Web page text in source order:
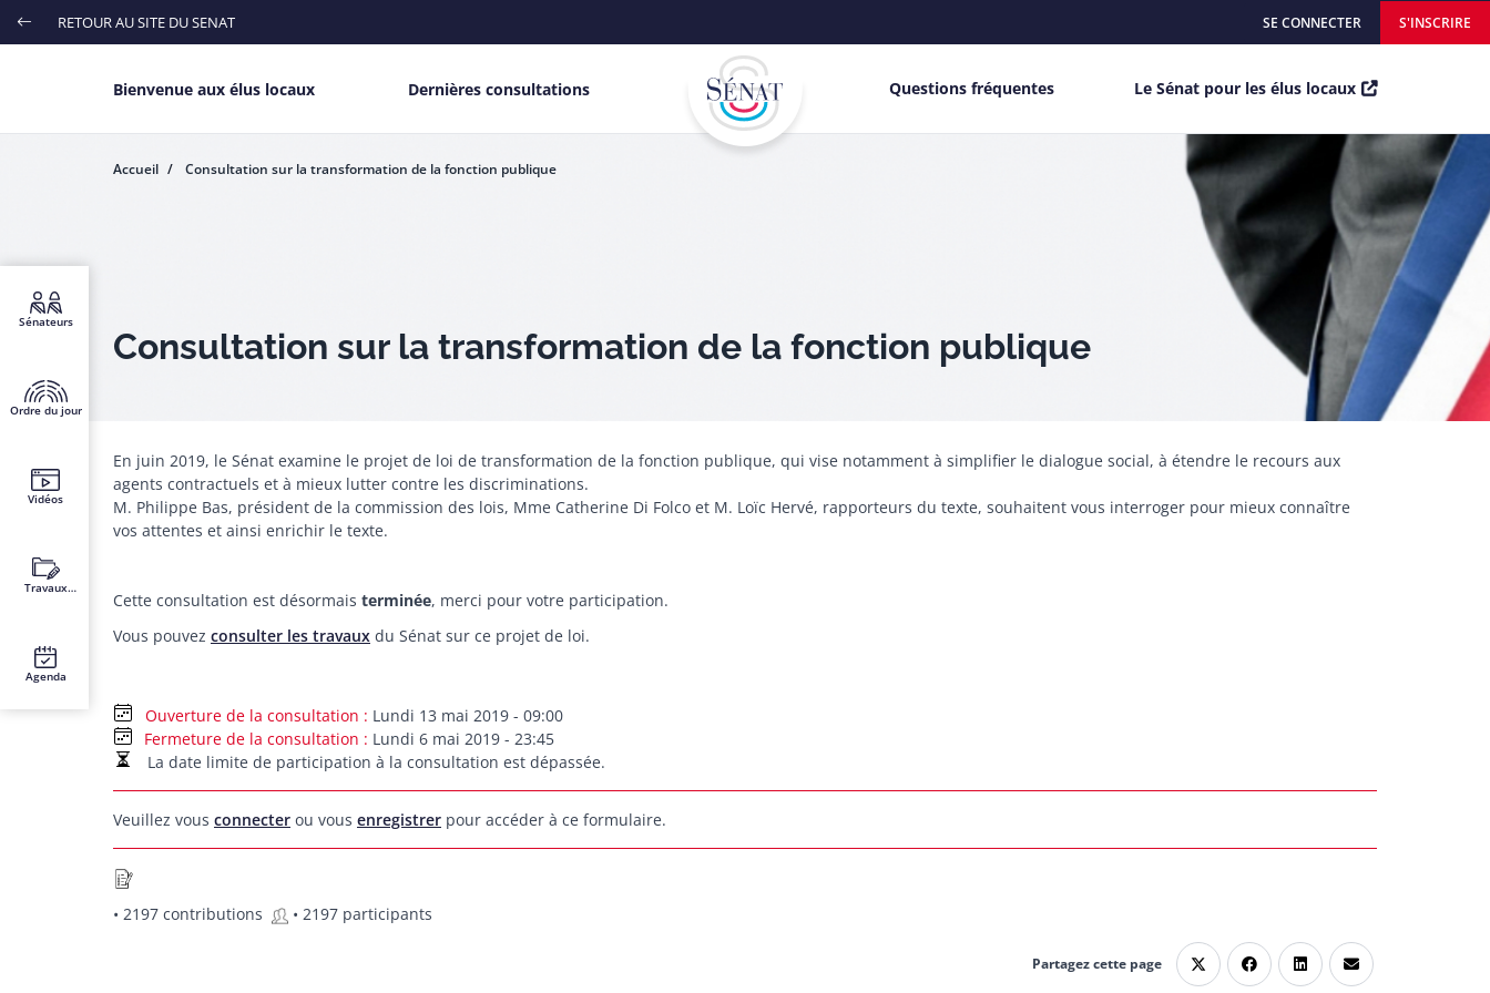
Aller
MenuRETOUR AU SITE DU SENAT SE CONNECTER S'INSCRIRE
Main menu
Bienvenue aux élus locaux Dernières consultations Questions fréquentes Le Sénat pour les élus locaux
Menu
fixe
Sénateurs
Ordre du jour
Vidéos
Travaux
Agenda
Accueil Consultation sur la transformation de la fonction publique
Consultation sur la transformation de la fonction publique
En juin 2019, le Sénat examine le projet de loi de transformation de la fonction publique, qui vise notamment à simplifier le dialogue social, à étendre le recours aux
agents contractuels et à mieux lutter contre les discriminations.
M. Philippe Bas, président de la commission des lois, Mme Catherine Di Folco et M. Loïc Hervé, rapporteurs du texte, souhaitent vous interroger pour mieux connaître
vos attentes et ainsi enrichir le texte.
Cette consultation est désormais terminée, merci pour votre participation.
Vous pouvez consulter les travaux du Sénat sur ce projet de loi.
Ouverture de la consultation
Lundi 13 mai 2019 - 09:00
Fermeture de la consultation
Lundi 6 mai 2019 - 23:45
La date limite de participation à la consultation est dépassée.
Veuillez vous connecter ou vous enregistrer pour accéder à ce formulaire.
• 2197 contributions • 2197 participants
Partagez cette page